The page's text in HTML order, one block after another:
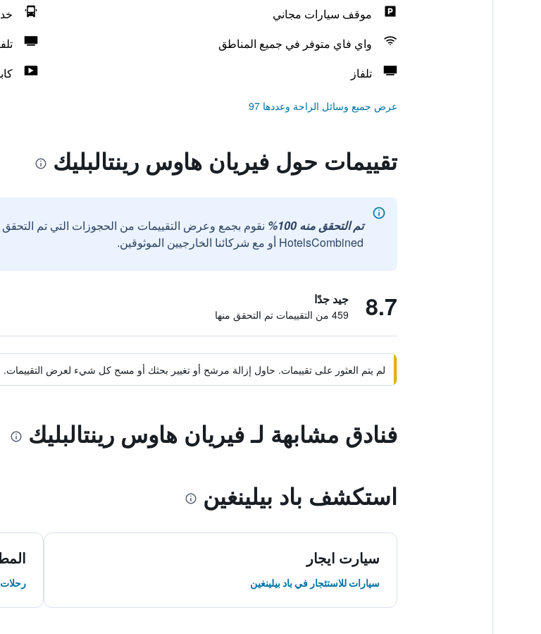
موقف سيارات مجاني
واي فاي متوفر في جميع المناطق
تلفاز
عرض جميع وسائل الراحة وعددها 97
تقييمات حول فيريان هاوس رينتالبليك
تم التحقق منه 100%
نقوم بجمع وعرض التقييمات من الحجوزات التي تم
HotelsCombined أو مع شركائنا الخارجيين الموثوقين.
8.7 جيد جدًا
459 من التقييمات تم التحقق منها
لم يتم العثور على تقييمات. حاول إزالة مرشح أو تغيير بحثك أو مسح كل شيء لعرض التقييمات.
فنادق مشابهة لـ فيريان هاوس رينتالبليك
استكشف باد بيلينغين
سيارت ايجار
سيارات للاستئجار في باد بيلينغين